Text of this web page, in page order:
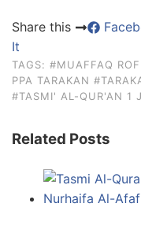
Share this
It
TAGS: #MUAFFAQ
PPA TARAKAN
#TASMI' AL-QUR'AN 1
Related Posts